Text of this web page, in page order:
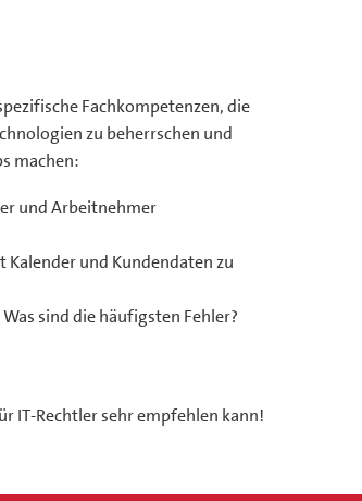
Fachkompetenzen, die
zu beherrschen und
machen:
und Arbeitnehmer
und Kundendaten zu
sind die häufigsten Fehler?
IT-Rechtler sehr empfehlen kann!